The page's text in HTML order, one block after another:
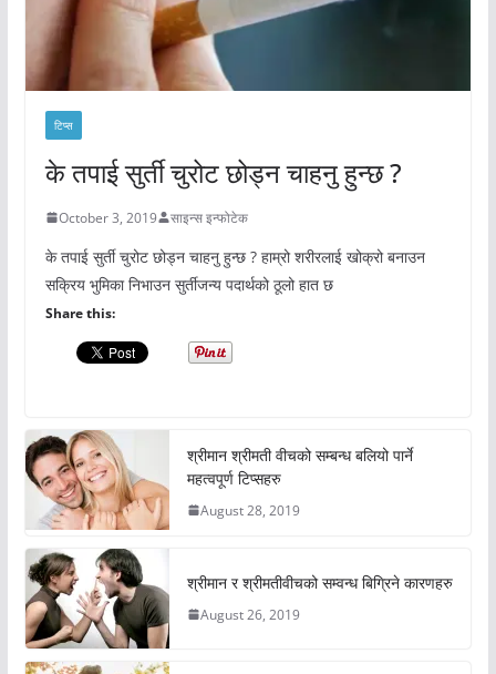
टिप्स
के तपाई सुर्ती चुरोट छोड्न चाहनु हुन्छ ?
October 3, 2019 साइन्स इन्फोटेक
के तपाई सुर्ती चुरोट छोड्न चाहनु हुन्छ ? हाम्रो शरीरलाई खोक्रो बनाउन
सक्रिय भुमिका निभाउन सुर्तीजन्य पदार्थको ठूलो हात छ
Share this:
श्रीमान श्रीमती वीचको सम्बन्ध बलियो पार्ने
महत्वपूर्ण टिप्सहरु
August 28, 2019
श्रीमान र श्रीमतीवीचको सम्वन्ध बिग्रिने कारणहरु
August 26, 2019